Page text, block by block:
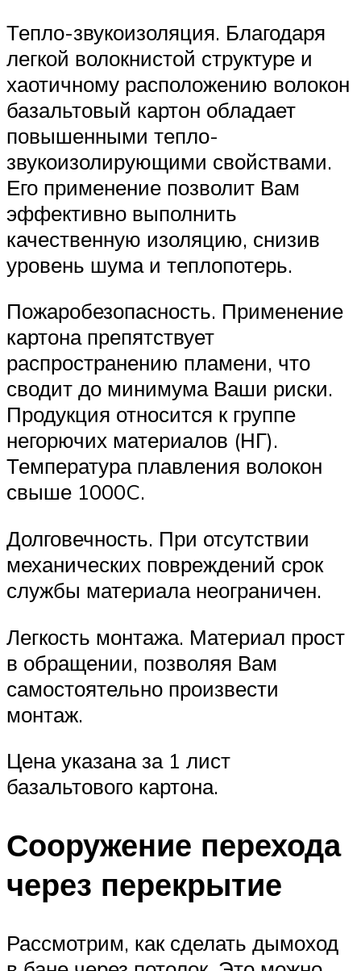
Тепло-звукоизоляция. Благодаря
легкой волокнистой структуре и
хаотичному расположению волокон
базальтовый картон обладает
повышенными тепло-
звукоизолирующими свойствами.
Его применение позволит Вам
эффективно выполнить
качественную изоляцию, снизив
уровень шума и теплопотерь.
Пожаробезопасность. Применение
картона препятствует
распространению пламени, что
сводит до минимума Ваши риски.
Продукция относится к группе
негорючих материалов (НГ).
Температура плавления волокон
свыше 1000C.
Долговечность. При отсутствии
механических повреждений срок
службы материала неограничен.
Легкость монтажа. Материал прост
в обращении, позволяя Вам
самостоятельно произвести
монтаж.
Цена указана за 1 лист
базальтового картона.
Сооружение перехода
через перекрытие
Рассмотрим, как сделать дымоход